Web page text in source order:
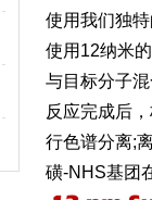
使用我们独
使用12纳米
与目标分子
反应完成后
行色谱分离;
磺-NHS基团